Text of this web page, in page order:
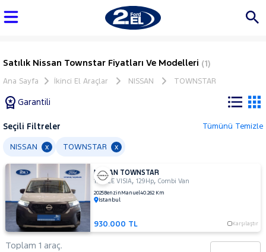
Satılık Nissan Townstar Fiyatları Ve Modelleri (1)
Ana Sayfa İkinci El Araçlar NISSAN TOWNSTAR
Garantili
Tüm
Araçlar
AUDI
BMC
BMW
Seçili Filtreler Tümünü Temizle
NISSAN x TOWNSTAR x
NISSAN TOWNSTAR
1.3 TCE VISIA,129Hp,Combi Van
2025Benzin Manuel40.262 Km
İstanbul
930.000 TL Karşılaştır
Toplam 1 araç.